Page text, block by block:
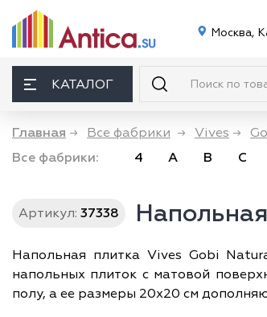
Москва,
КАТАЛОГ
Главная → Все фабрики → Vives →
Все фабрики:
4 A B C
Артикул: 37338
Напольная плитка Vives Gobi
напольных плиток с матовой
полу, а ее размеры 20х20 см